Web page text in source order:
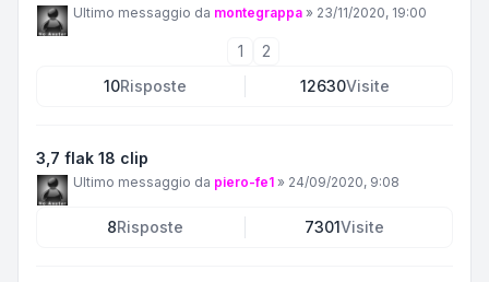
Ultimo messaggio da montegrappa » 23/11/2020, 19:00
1
2
10Risposte 12630Visite
3,7 flak 18 clip
Ultimo messaggio da piero-fe1 » 24/09/2020, 9:08
8Risposte 7301Visite